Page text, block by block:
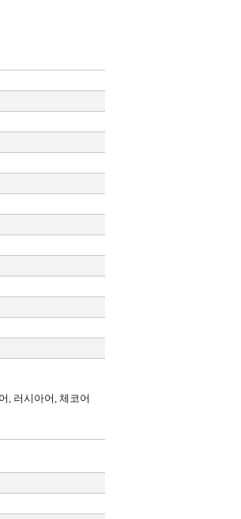
, 러시아어, 체코어